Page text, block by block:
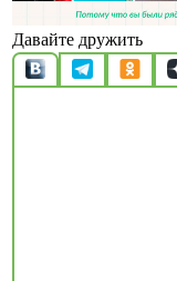
Давайте дружить